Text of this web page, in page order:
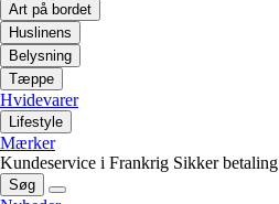
Art på bordet
Huslinens
Belysning
Tæppe
Hvidevarer
Lifestyle
Mærker
Kundeservice i Frankrig Sikker betaling
Søg